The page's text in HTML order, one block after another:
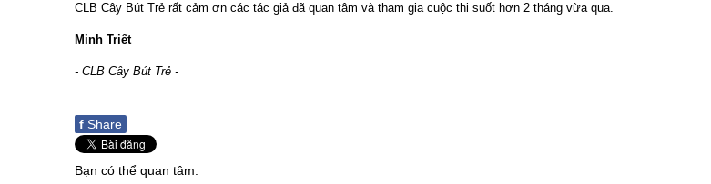
CLB Cây Bút Trẻ rất cảm ơn các tác giả đã quan tâm và tham gia cuộc thi suốt hơn 2 tháng vừa qua.
Minh Triết
- CLB Cây Bút Trẻ -
f Share
Bạn có thể quan tâm: